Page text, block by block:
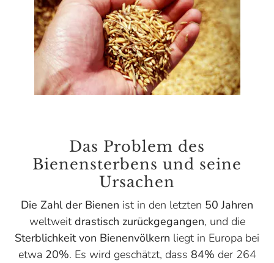
Das Problem des
Bienensterbens und seine
Ursachen
Die Zahl der Bienen ist in den letzten 50 Jahren
weltweit drastisch zurückgegangen, und die
Sterblichkeit von Bienenvölkern liegt in Europa bei
etwa 20%. Es wird geschätzt, dass 84% der 264